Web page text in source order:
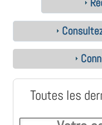
Toutes les